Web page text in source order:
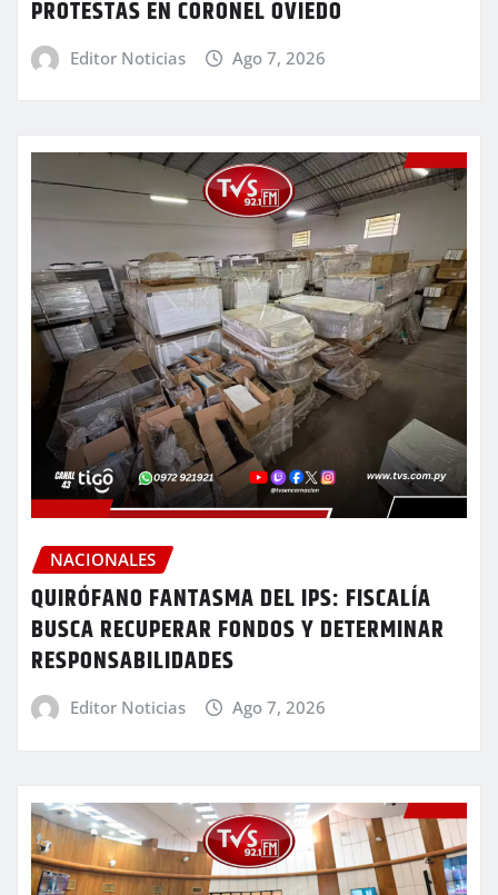
PROTESTAS EN CORONEL OVIEDO
Editor Noticias Ago 7, 2026
NACIONALES
QUIRÓFANO FANTASMA DEL IPS: FISCALÍA
BUSCA RECUPERAR FONDOS Y DETERMINAR
RESPONSABILIDADES
Editor Noticias Ago 7, 2026